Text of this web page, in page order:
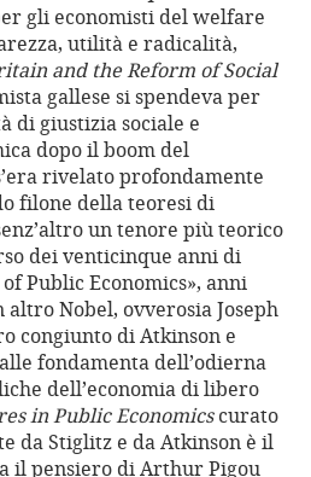
gli economisti del welfare
utilità e radicalità,
and the Reform of Social
gallese si spendeva per
di giustizia sociale e
dopo il boom del
rivelato profondamente
filone della teoresi di
un tenore più teorico
dei venticinque anni di
Public Economics», anni
Nobel, ovverosia Joseph
congiunto di Atkinson e
fondamenta dell’odierna
dell’economia di libero
in Public Economicscurato
da Stiglitz e da Atkinson è il
il pensiero di Arthur Pigou